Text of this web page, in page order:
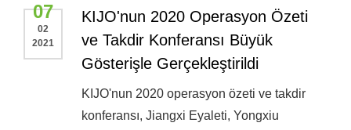
07
02
2021
KIJO'nun 2020 Operasyon Özeti
ve Takdir Konferansı Büyük
Gösterişle Gerçekleştirildi
KIJO'nun 2020 operasyon özeti ve takdir
konferansı, Jiangxi Eyaleti, Yongxiu